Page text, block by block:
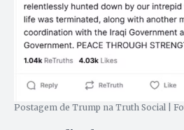
Postagem de Trump na Truth Social |